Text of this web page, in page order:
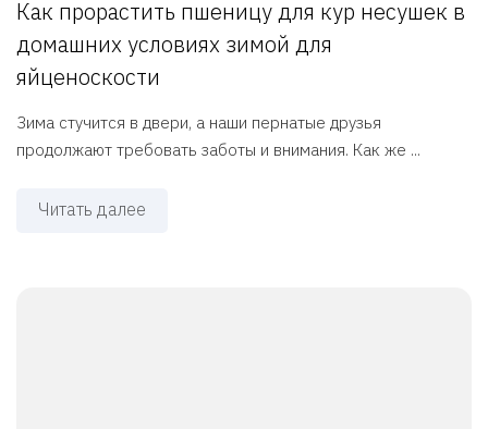
Как прорастить пшеницу для кур несушек в
домашних условиях зимой для
яйценоскости
Зима стучится в двери, а наши пернатые друзья
продолжают требовать заботы и внимания. Как же ...
Читать далее